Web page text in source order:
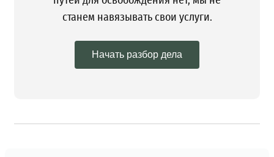
станем навязывать свои услуги.
Начать разбор дела